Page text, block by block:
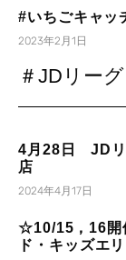
#いちごキャッ
2023年2月1日
＃JDリーグ
4月28日 JDリ
店
2024年4月17日
☆10/15，16開
ド・キッズエ